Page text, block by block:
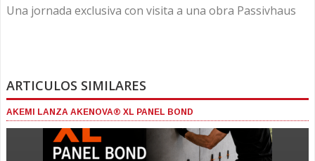
Una jornada exclusiva con visita a una obra Passivhaus
ARTICULOS SIMILARES
AKEMI LANZA AKENOVA® XL PANEL BOND